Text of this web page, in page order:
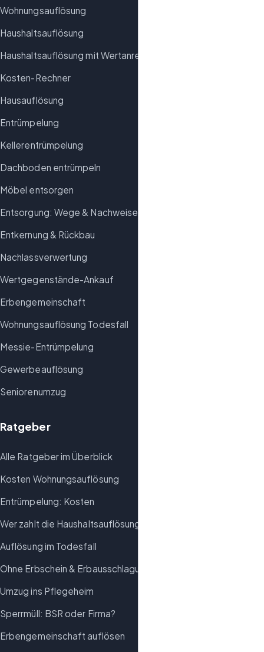
Wohnungsauflösung
Haushaltsauflösung
Haushaltsauflösung mit Wertanrechnung
Kosten-Rechner
Hausauflösung
Entrümpelung
Kellerentrümpelung
Dachboden entrümpeln
Möbel entsorgen
Entsorgung: Wege & Nachweise
Entkernung & Rückbau
Nachlassverwertung
Wertgegenstände-Ankauf
Erbengemeinschaft
Wohnungsauflösung Todesfall
Messie-Entrümpelung
Gewerbeauflösung
Seniorenumzug
Ratgeber
Alle Ratgeber im Überblick
Kosten Wohnungsauflösung
Entrümpelung: Kosten
Wer zahlt die Haushaltsauflösung?
Auflösung im Todesfall
Ohne Erbschein & Erbausschlagung
Umzug ins Pflegeheim
Sperrmüll: BSR oder Firma?
Erbengemeinschaft auflösen